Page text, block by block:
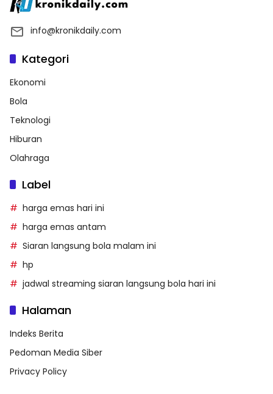
info@kronikdaily.com
Kategori
Ekonomi
Bola
Teknologi
Hiburan
Olahraga
Label
harga emas hari ini
harga emas antam
Siaran langsung bola malam ini
hp
jadwal streaming siaran langsung bola hari ini
Halaman
Indeks Berita
Pedoman Media Siber
Privacy Policy